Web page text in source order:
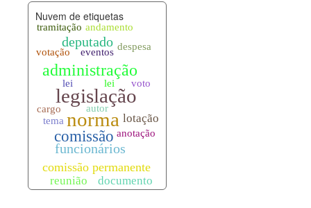
legislacao_norma_anotacoes.xml
Nuvem de etiquetas